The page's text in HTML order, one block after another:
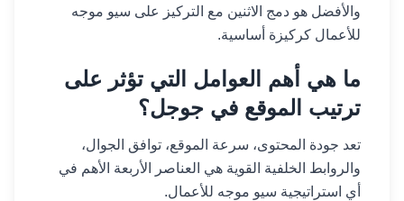
والأفضل هو دمج الاثنين مع التركيز على سيو موجه
للأعمال كركيزة أساسية.
ما هي أهم العوامل التي تؤثر على
ترتيب الموقع في جوجل؟
تعد جودة المحتوى، سرعة الموقع، توافق الجوال،
والروابط الخلفية القوية هي العناصر الأربعة الأهم في
أي استراتيجية سيو موجه للأعمال.